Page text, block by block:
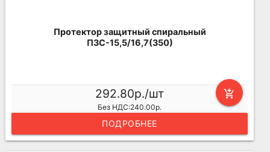
Протектор защитный спиральный
ПЗС-15,5/16,7(350)
add_shopping_cart
292.80р./шт
Без НДС:240.00р.
ПОДРОБНЕЕ